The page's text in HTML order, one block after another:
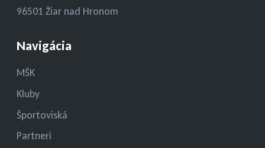
96501 Žiar nad Hronom
Navigácia
MŠK
Kluby
Športoviská
Partneri